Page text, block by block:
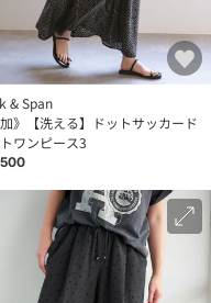
& Span
加》【洗える】ドットサッカード
ワンピース3